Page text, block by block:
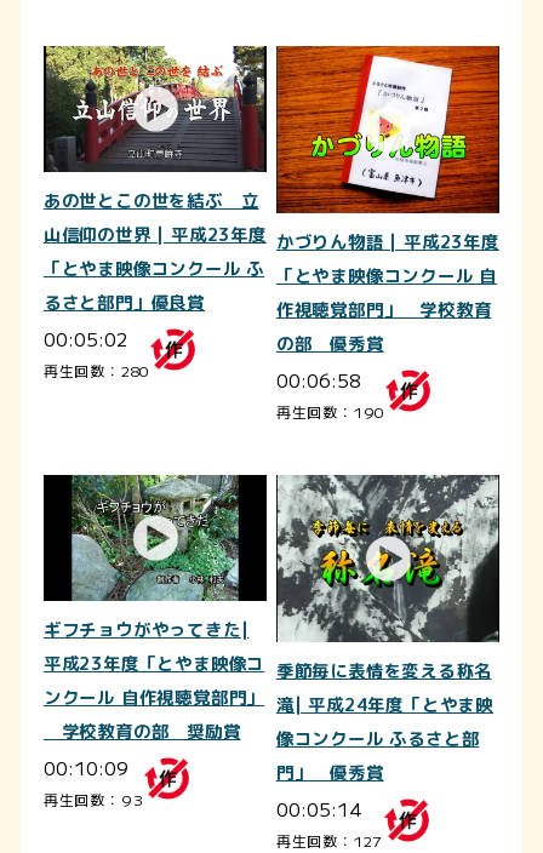
あの世とこの世を結ぶ 立
山信仰の世界 | 平成23年度
「とやま映像コンクール ふ
るさと部門」優良賞
00:05:02
再生回数：280
かづりん物語 | 平成23年度
「とやま映像コンクール 自
作視聴覚部門」 学校教育
の部 優秀賞
00:06:58
再生回数：190
ギフチョウがやってきた|
平成23年度「とやま映像コ
ンクール 自作視聴覚部門」
学校教育の部 奨励賞
00:10:09
再生回数：93
季節毎に表情を変える称名
滝| 平成24年度「とやま映
像コンクール ふるさと部
門」 優秀賞
00:05:14
再生回数：127